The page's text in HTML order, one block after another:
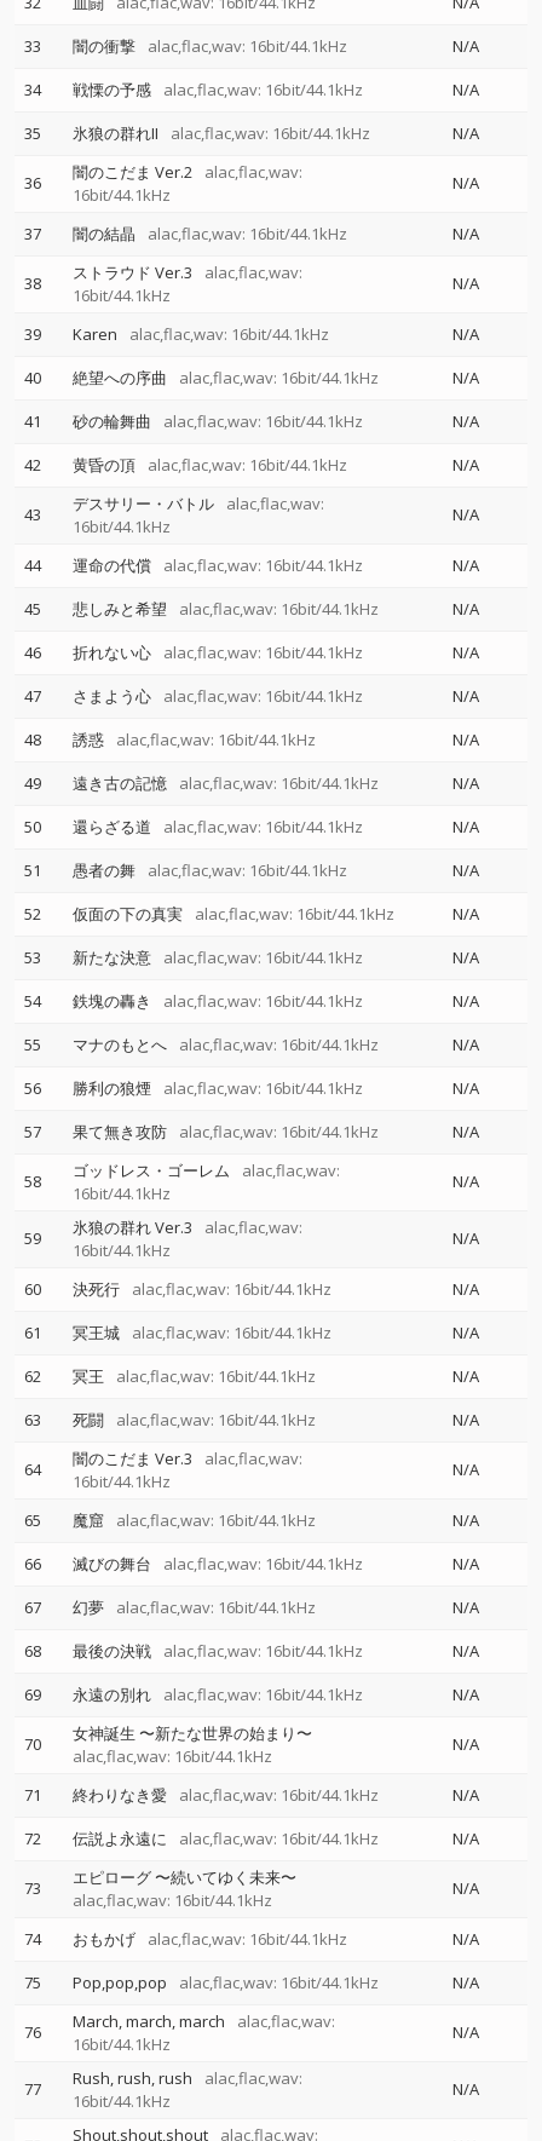
33
闇の衝撃 alac,flac,wav: 16bit/44.1kHz
N/A
34
戦慄の予感 alac,flac,wav: 16bit/44.1kHz
N/A
35
氷狼の群れII alac,flac,wav: 16bit/44.1kHz N/A
36 闇のこだま Ver.2
alac,flac,wav:
16bit/44.1kHz
N/A
37 闇の結晶 alac,flac,wav: 16bit/44.1kHz N/A
38 ストラウド Ver.3
alac,flac,wav:
16bit/44.1kHz
N/A
39 Karen alac,flac,wav: 16bit/44.1kHz
N/A
40
絶望への序曲 alac,flac,wav: 16bit/44.1kHz
N/A
41
砂の輪舞曲 alac,flac,wav: 16bit/44.1kHz
N/A
42
黄昏の頂 alac,flac,wav: 16bit/44.1kHz N/A
43 デスサリー・バトル
alac,flac,wav:
16bit/44.1kHz
N/A
44 運命の代償 alac,flac,wav: 16bit/44.1kHz
N/A
45
悲しみと希望 alac,flac,wav: 16bit/44.1kHz
N/A
46
折れない心 alac,flac,wav: 16bit/44.1kHz
N/A
47
さまよう心 alac,flac,wav: 16bit/44.1kHz
N/A
48
誘惑 alac,flac,wav: 16bit/44.1kHz
N/A
49
遠き古の記憶 alac,flac,wav: 16bit/44.1kHz
N/A
50
還らざる道 alac,flac,wav: 16bit/44.1kHz
N/A
51
愚者の舞 alac,flac,wav: 16bit/44.1kHz
N/A
52
仮面の下の真実 alac,flac,wav: 16bit/44.1kHz
N/A
53
新たな決意 alac,flac,wav: 16bit/44.1kHz
N/A
54
鉄塊の轟き alac,flac,wav: 16bit/44.1kHz
N/A
55
マナのもとへ alac,flac,wav: 16bit/44.1kHz
N/A
56
勝利の狼煙 alac,flac,wav: 16bit/44.1kHz
N/A
57
果て無き攻防 alac,flac,wav: 16bit/44.1kHz N/A
58 ゴッドレス・ゴーレム
alac,flac,wav:
16bit/44.1kHz
N/A
59 氷狼の群れ Ver.3
alac,flac,wav:
16bit/44.1kHz
N/A
60 決死行 alac,flac,wav: 16bit/44.1kHz
N/A
61
冥王城 alac,flac,wav: 16bit/44.1kHz
N/A
62
冥王 alac,flac,wav: 16bit/44.1kHz
N/A
63
死闘 alac,flac,wav: 16bit/44.1kHz N/A
64 闇のこだま Ver.3
alac,flac,wav:
16bit/44.1kHz
N/A
65 魔窟 alac,flac,wav: 16bit/44.1kHz
N/A
66
滅びの舞台 alac,flac,wav: 16bit/44.1kHz
N/A
67
幻夢 alac,flac,wav: 16bit/44.1kHz
N/A
68
最後の決戦 alac,flac,wav: 16bit/44.1kHz
N/A
69
永遠の別れ alac,flac,wav: 16bit/44.1kHz N/A
70
女神誕生 〜新たな世界の始まり〜
alac,flac,wav: 16bit/44.1kHz
N/A
71 終わりなき愛 alac,flac,wav: 16bit/44.1kHz
N/A
72
伝説よ永遠に alac,flac,wav: 16bit/44.1kHz N/A
73
エピローグ 〜続いてゆく未来〜
alac,flac,wav: 16bit/44.1kHz
N/A
74 おもかげ alac,flac,wav: 16bit/44.1kHz
N/A
75
Pop,pop,pop alac,flac,wav: 16bit/44.1kHz N/A
76 March, march, march
alac,flac,wav:
16bit/44.1kHz
N/A
77 Rush, rush, rush
alac,flac,wav:
16bit/44.1kHz
N/A
Shout,shout,shout
alac,flac,wav: